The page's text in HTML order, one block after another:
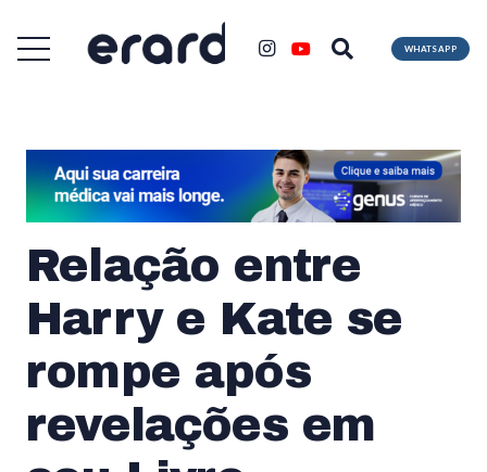
WHATSAPP
Relação entre
Harry e Kate se
rompe após
revelações em